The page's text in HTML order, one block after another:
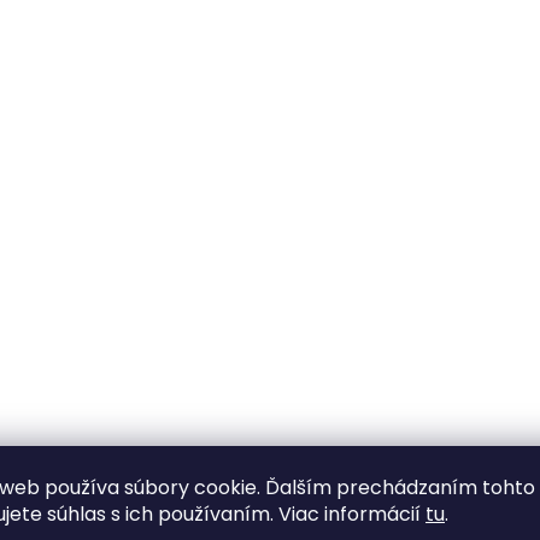
používa súbory cookie. Ďalším prechádzaním tohto
súhlas s ich používaním. Viac informácií tu.